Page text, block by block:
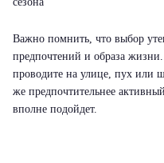
Важно помнить, что выбор
предпочтений и образа
проводите на улице, пух
же предпочтительнее
вполне подойдет.